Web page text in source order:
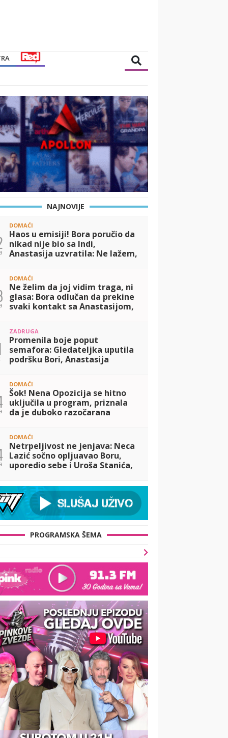
NAJNOVIJE
DOMAĆI
Haos u emisiji! Bora poručio da
nikad nije bio sa Indi,
Anastasija uzvratila: Ne lažem,
(VIDEO)
DOMAĆI
Ne želim da joj vidim traga, ni
glasa: Bora odlučan da prekine
svaki kontakt sa Anastasijom,
ZADRUGA
Promenila boje poput
semafora: Gledateljka uputila
podršku Bori, Anastasija
poput ekspres lonca! (VIDEO)
DOMAĆI
Šok! Nena Opozicija se hitno
uključila u program, priznala
da je duboko razočarana
njegov prekor na svojoj koži!
(VIDEO)
DOMAĆI
Netrpeljivost ne jenjava: Neca
Lazić sočno opljuavao Boru,
uporedio sebe i Uroša Stanića,
tome! (VIDEO)
PROGRAMSKA ŠEMA